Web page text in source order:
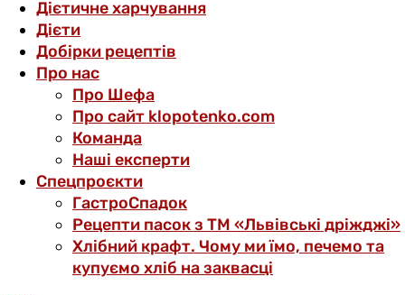
Дієтичне харчування
Дієти
Добірки рецептів
Про нас
Про Шефа
Про сайт klopotenko.com
Команда
Наші експерти
Спецпроєкти
ГастроСпадок
Рецепти пасок з ТМ «Львівські дріжджі»
Хлібний крафт. Чому ми їмо, печемо та
купуємо хліб на заквасці